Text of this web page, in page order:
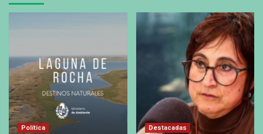
Política Destacadas